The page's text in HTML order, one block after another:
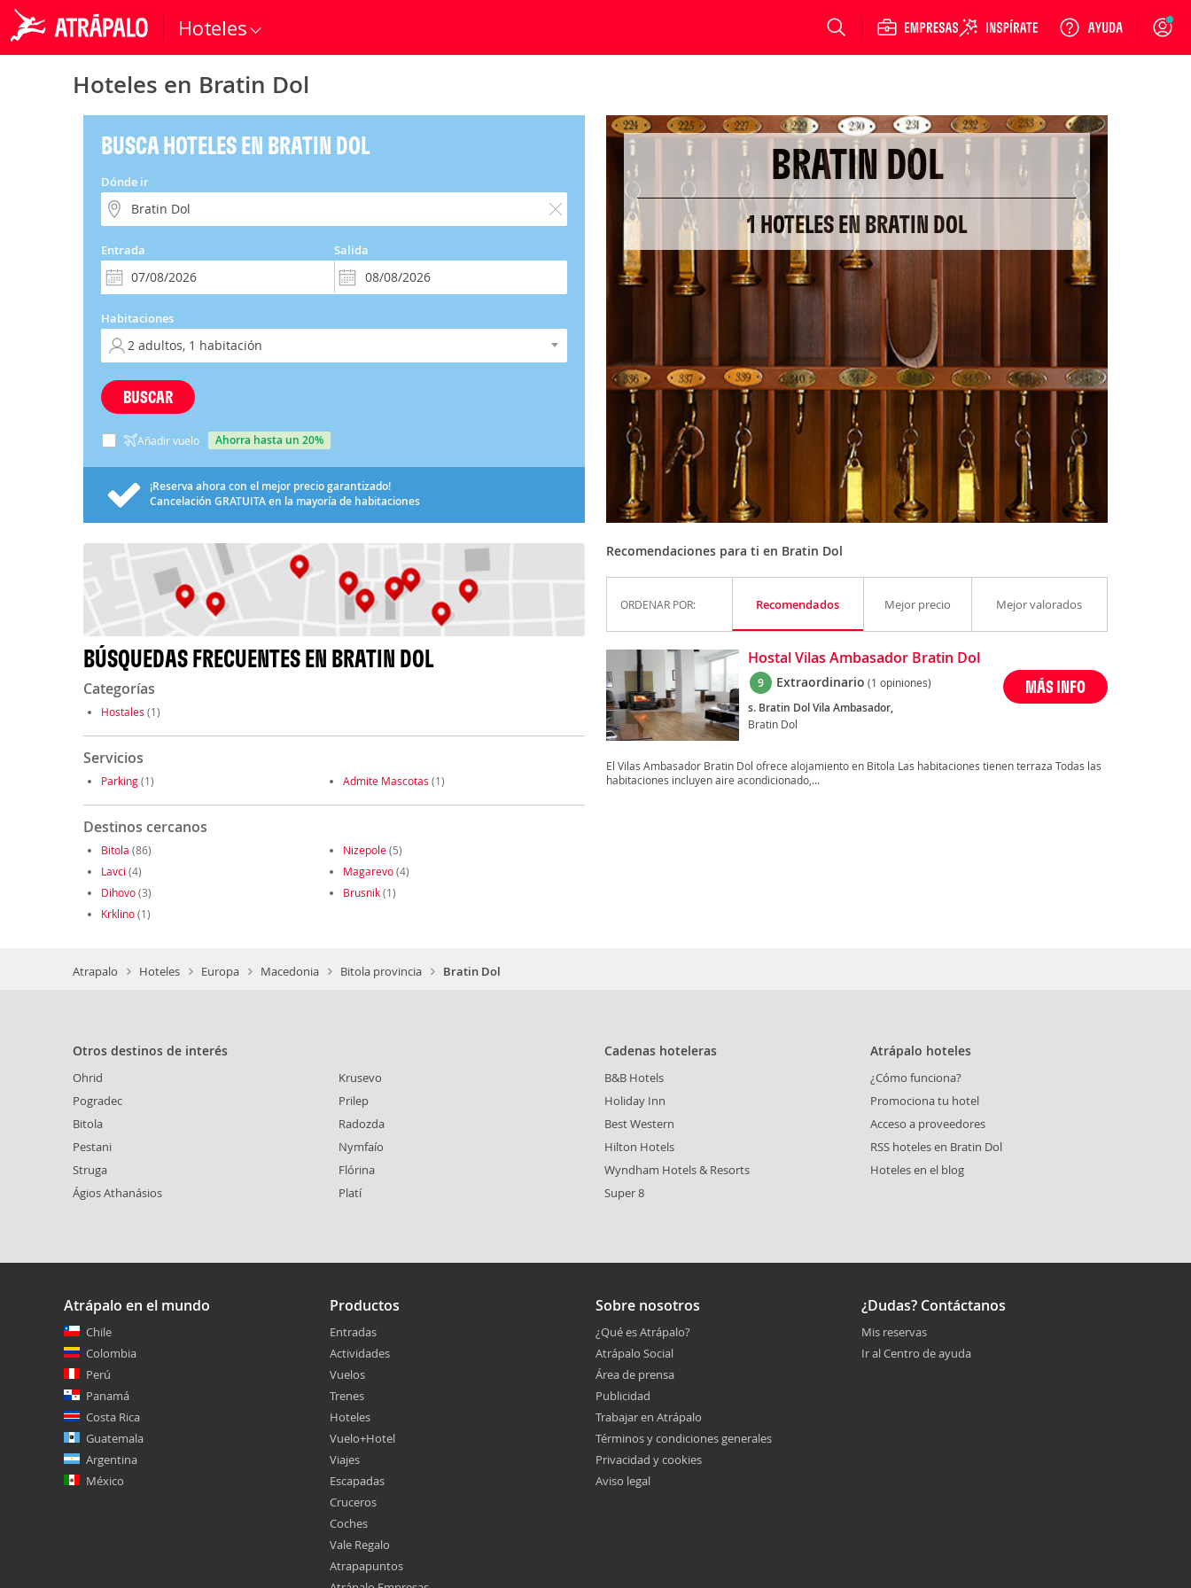
Hoteles Login
Hoteles en Bratin Dol
BUSCA HOTELES EN BRATIN DOL
Dónde ir
Entrada Salida
Habitaciones
BUSCAR
Añadir vuelo ahorra hasta un 20%
¡Reserva ahora con el mejor precio garantizado!
Cancelación GRATUITAen la mayoría de habitaciones
BÚSQUEDAS FRECUENTES EN BRATIN DOL
Categorías
Hostales (1)
Servicios
Parking(1) Admite Mascotas (1)
Destinos cercanos
Bitola (86) Nizepole(5)
Lavci (4) Magarevo(4)
Dihovo(3) Brusnik(1)
Krklino(1)
BRATIN DOL
1 HOTELES EN BRATIN DOL
Recomendaciones para ti en Bratin Dol
ORDENAR POR: Recomendados Mejor precio Mejor valorados
Hostal Vilas Ambasador Bratin Dol
9 Extraordinario (1 opiniones)
s. Bratin Dol Vila Ambasador,
Bratin Dol
MÁS INFO
El Vilas Ambasador Bratin Dol ofrece alojamiento en Bitola Las habitaciones tienen terraza Todas las
habitaciones incluyen aire acondicionado,...
Atrapalo Hoteles Europa Macedonia Bitola provincia Bratin Dol
Otros destinos de interés
Ohrid
Pogradec
Bitola
Pestani
Struga
Ágios Athanásios
Krusevo
Prilep
Radozda
Nymfaío
Flórina
Platí
Cadenas hoteleras
B&B Hotels
Holiday Inn
Best Western
Hilton Hotels
Wyndham Hotels & Resorts
Super 8
Atrápalo hoteles
¿Cómo funciona?
Promociona tu hotel
Acceso a proveedores
RSS hoteles en Bratin Dol
Hoteles en el blog
Atrápalo en el mundo
Chile
Colombia
Perú
Panamá
Costa Rica
Guatemala
Argentina
México
Productos
Entradas
Actividades
Vuelos
Trenes
Hoteles
Vuelo+Hotel
Viajes
Escapadas
Cruceros
Coches
Vale Regalo
Atrapapuntos
Sobre nosotros
¿Qué es Atrápalo?
Atrápalo Social
Área de prensa
Publicidad
Trabajar en Atrápalo
Términos y condiciones generales
Privacidad y cookies
Aviso legal
¿Dudas? Contáctanos
Mis reservas
Ir al Centro de ayuda